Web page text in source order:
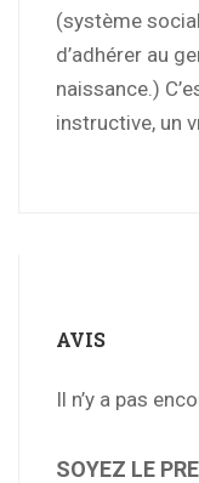
(système
d’adhérer au
naissance.)
instructive, un
AVIS
Il n’y a pas
SOYEZ LE